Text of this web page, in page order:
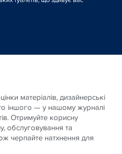
матеріалів, дизайнерські
іншого — у нашому журналі
Отримуйте корисну
обслуговування та
черпайте натхнення для